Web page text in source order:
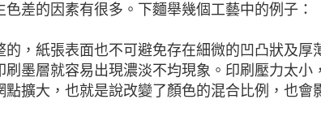
差的因素有很多。下麵舉幾個工藝中的例子：
，紙張表面也不可避免存在細微的凹凸狀及厚
墨層就容易出現濃淡不均現象。印刷壓力太小
擴大，也就是說改變了顏色的混合比例，也會